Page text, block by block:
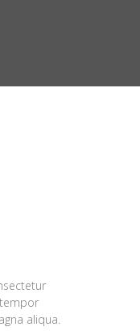
aliqua.